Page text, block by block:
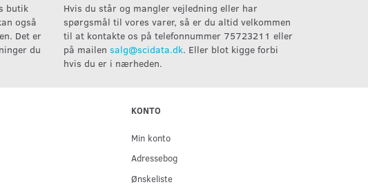
butik
også
Det er
du
Hvis du står og mangler vejledning eller har
spørgsmål til vores varer, så er du altid velkommen
til at kontakte os på telefonnummer 75723211 eller
på mailen salg@scidata.dk. Eller blot kigge forbi
hvis du er i nærheden.
KONTO
Min konto
Adressebog
Ønskeliste